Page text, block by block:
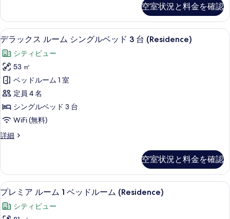
真
を
表
示
す
る
ル
ベ
ッ
ド
1
台
(Residence)
の
す
べ
写
真
を
表
ス
ル
ー
ダ
ブ
ル
ベ
ッ
ド
台
の
空室状況と料金を確認
デ
ラ
ッ
ク
ス
ル
ー
ム
シ
グ
ル
ベ
ッ
デラックス ルーム シングルベッド 3
7
デラックス ルーム シングルベッド 3 台 (Residence)
シティビュー
53 ㎡
ベッドルーム 1 室
定員 4 名
シングルベッド 3 台
WiFi (無料)
詳細
デ
ス
ル
ー
シ
空室状況と料金を確認
プ
レ
ミ
プレミア ルーム 1 ベッドルーム
8
プレミア ルーム 1 ベッドルーム (Residence)
シティビュー